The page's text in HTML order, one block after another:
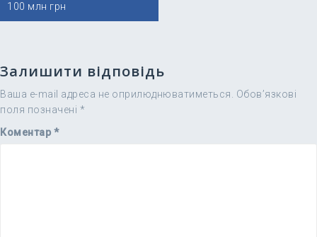
100 млн грн
Залишити відповідь
Ваша e-mail адреса не оприлюднюватиметься.
Обов’язкові
поля позначені *
Коментар *